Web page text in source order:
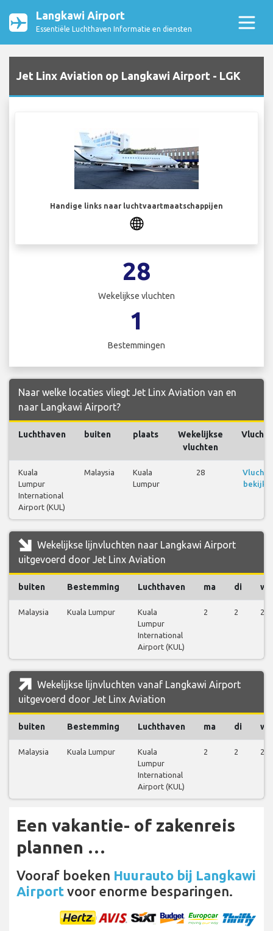
Langkawi Airport
Essentiële Luchthaven Informatie en diensten
Jet Linx Aviation op Langkawi Airport - LGK
Handige links naar luchtvaartmaatschappijen
28
Wekelijkse vluchten
1
Bestemmingen
Naar welke locaties vliegt Jet Linx Aviation van en
naar Langkawi Airport?
Luchthaven buiten plaats
Wekelijkse
vluchten
Kuala
Lumpur
International
Airport (KUL)
Malaysia
Kuala
Lumpur
28
Wekelijkse lijnvluchten naar Langkawi Airport
uitgevoerd door Jet Linx Aviation
buiten Bestemming Luchthaven ma di wo
Malaysia Kuala Lumpur
Kuala
Lumpur
International
Airport (KUL)
2 2 2
Wekelijkse lijnvluchten vanaf Langkawi Airport
uitgevoerd door Jet Linx Aviation
buiten Bestemming Luchthaven ma di wo
Malaysia Kuala Lumpur
Kuala
Lumpur
International
Airport (KUL)
2 2 2
Een vakantie- of zakenreis
plannen …
Vooraf boeken Huurauto bij Langkawi
Airport voor enorme besparingen.